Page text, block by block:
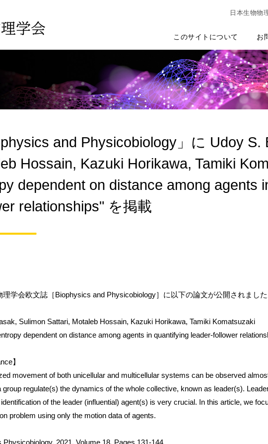
日本生物物
このサイトについて お
and Physicobiology」に Udoy
Hossain, Kazuki Horikawa, Tamiki
dependent on distance among agents
relationships" を掲載
理学会欧文誌［Biophysics and Physicobiology］に以下の論文が公開されました
Sulimon Sattari, Motaleb Hossain, Kazuki Horikawa, Tamiki Komatsuzaki
dependent on distance among agents in quantifying leader-follower
】
movement of both unicellular and multicellular systems can be observed
group regulate(s) the dynamics of the whole collective, known as leader(s).
of the leader (influential) agent(s) is very crucial. In this article, we
problem using only the motion data of agents.
Physicobiology, 2021, Volume 18, Pages 131-144